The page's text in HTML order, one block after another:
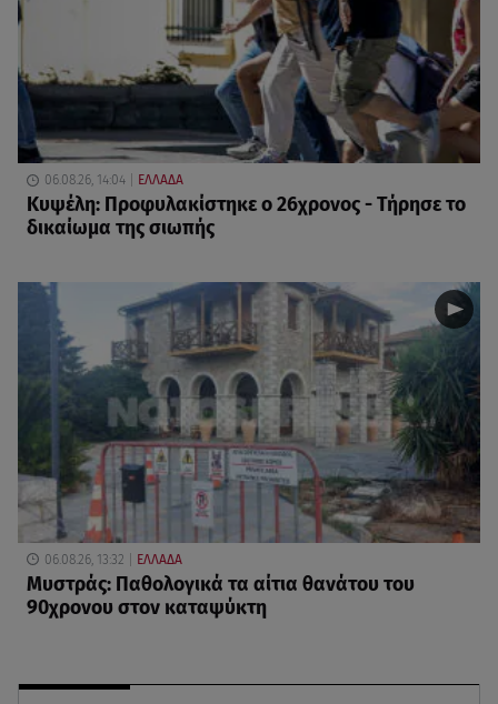
06.08.26, 14:04 ΕΛΛΑΔΑ
Κυψέλη: Προφυλακίστηκε ο 26χρονος - Τήρησε το
δικαίωμα της σιωπής
06.08.26, 13:32 ΕΛΛΑΔΑ
Μυστράς: Παθολογικά τα αίτια θανάτου του
90χρονου στον καταψύκτη